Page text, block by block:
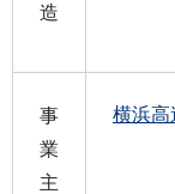
造
事
業
主
横浜高